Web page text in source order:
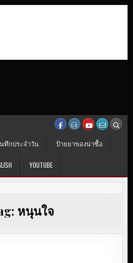
ทึกประจำวัน ป้ายยาของน่าซื้อ
YOUTUBE
หนุนใจ